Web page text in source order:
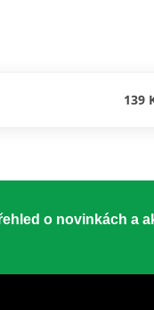
139
o novinkách a